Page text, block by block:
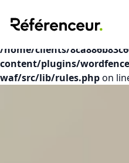
Deprecated:
($subject) of type
/home/clients/
content/plugins/
waf/src/lib/rules.phpon